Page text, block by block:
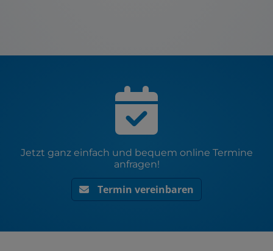
Jetzt ganz einfach und bequem online Termine
anfragen!
Termin vereinbaren